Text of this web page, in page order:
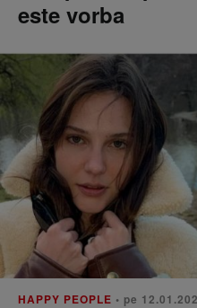
este vorba
HAPPY PEOPLE • pe